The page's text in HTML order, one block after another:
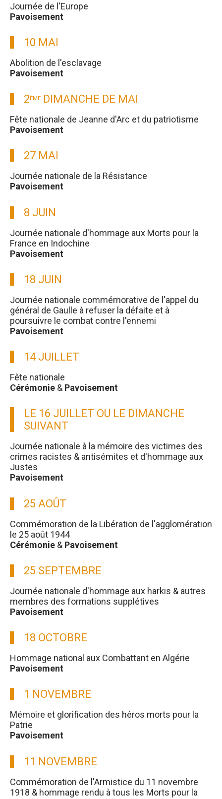
Journée de l'Europe
Pavoisement
10 MAI
Abolition de l'esclavage
Pavoisement
2ÈME DIMANCHE DE MAI
Fête nationale de Jeanne d'Arc et du patriotisme
Pavoisement
27 MAI
Journée nationale de la Résistance
Pavoisement
8 JUIN
Journée nationale d'hommage aux Morts pour la
France en Indochine
Pavoisement
18 JUIN
Journée nationale commémorative de l'appel du
général de Gaulle à refuser la défaite et à
poursuivre le combat contre l'ennemi
Pavoisement
14 JUILLET
Fête nationale
Cérémonie & Pavoisement
LE 16 JUILLET OU LE DIMANCHE
SUIVANT
Journée nationale à la mémoire des victimes des
crimes racistes & antisémites et d'hommage aux
Justes
Pavoisement
25 AOÛT
Commémoration de la Libération de l'agglomération
le 25 août 1944
Cérémonie & Pavoisement
25 SEPTEMBRE
Journée nationale d'hommage aux harkis & autres
membres des formations supplétives
Pavoisement
18 OCTOBRE
Hommage national aux Combattant en Algérie
Pavoisement
1 NOVEMBRE
Mémoire et glorification des héros morts pour la
Patrie
Pavoisement
11 NOVEMBRE
Commémoration de l'Armistice du 11 novembre
1918 & hommage rendu à tous les Morts pour la